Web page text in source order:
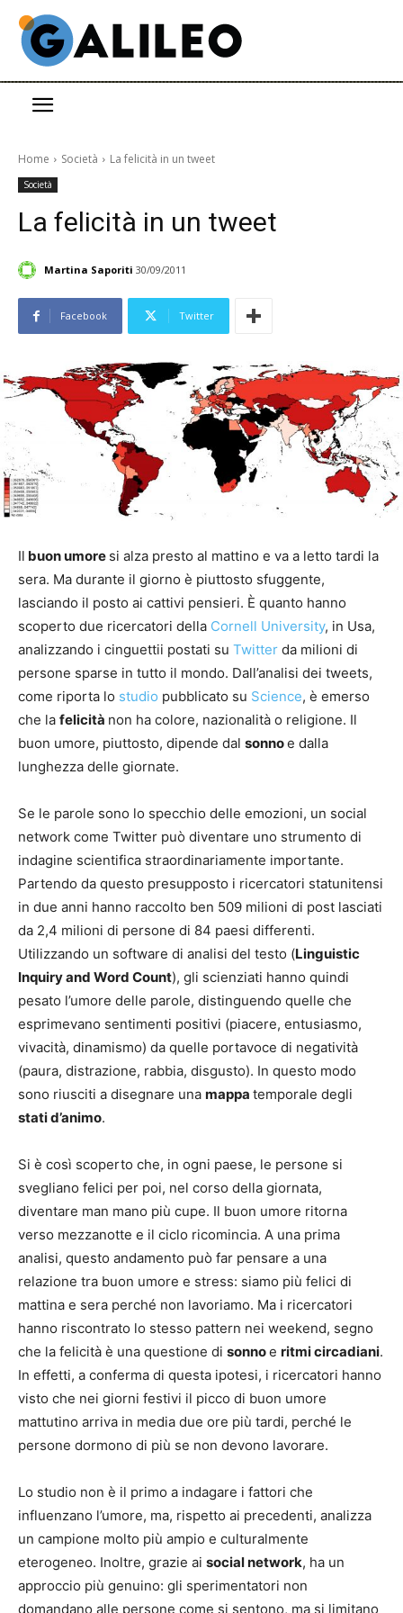
Home Società La felicità in un tweet
Società
La felicità in un tweet
Martina Saporiti 30/09/2011
Facebook Twitter
Il buon umore si alza presto al mattino e va a letto tardi la
sera. Ma durante il giorno è piuttosto sfuggente,
lasciando il posto ai cattivi pensieri. È quanto hanno
scoperto due ricercatori della Cornell University, in Usa,
analizzando i cinguettii postati su Twitter da milioni di
persone sparse in tutto il mondo. Dall’analisi dei tweets,
come riporta lo studio pubblicato su Science, è emerso
che la felicità non ha colore, nazionalità o religione. Il
buon umore, piuttosto, dipende dal sonnoe dalla
lunghezza delle giornate.
Se le parole sono lo specchio delle emozioni, un social
network come Twitter può diventare uno strumento di
indagine scientifica straordinariamente importante.
Partendo da questo presupposto i ricercatori statunitensi
in due anni hanno raccolto ben 509 milioni di post lasciati
da 2,4 milioni di persone di 84 paesi differenti.
Utilizzando un software di analisi del testo (Linguistic
Inquiry and Word Count), gli scienziati hanno quindi
pesato l’umore delle parole, distinguendo quelle che
esprimevano sentimenti positivi (piacere, entusiasmo,
vivacità, dinamismo) da quelle portavoce di negatività
(paura, distrazione, rabbia, disgusto). In questo modo
sono riusciti a disegnare una mappa temporale degli
stati d’animo.
Si è così scoperto che, in ogni paese, le persone si
svegliano felici per poi, nel corso della giornata,
diventare man mano più cupe. Il buon umore ritorna
verso mezzanotte e il ciclo ricomincia. A una prima
analisi, questo andamento può far pensare a una
relazione tra buon umore e stress: siamo più felici di
mattina e sera perché non lavoriamo. Ma i ricercatori
hanno riscontrato lo stesso pattern nei weekend, segno
che la felicità è una questione di sonnoe ritmi circadiani.
In effetti, a conferma di questa ipotesi, i ricercatori hanno
visto che nei giorni festivi il picco di buon umore
mattutino arriva in media due ore più tardi, perché le
persone dormono di più se non devono lavorare.
Lo studio non è il primo a indagare i fattori che
influenzano l’umore, ma, rispetto ai precedenti, analizza
un campione molto più ampio e culturalmente
eterogeneo. Inoltre, grazie ai social network, ha un
approccio più genuino: gli sperimentatori non
domandano alle persone come si sentono, ma si limitano